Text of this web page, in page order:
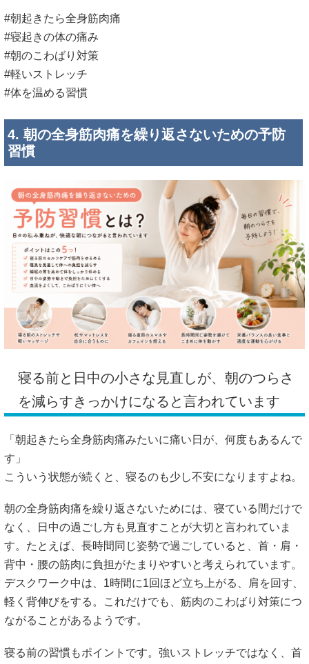
#朝起きたら全身筋肉痛
#寝起きの体の痛み
#朝のこわばり対策
#軽いストレッチ
#体を温める習慣
4. 朝の全身筋肉痛を繰り返さないための予防
習慣
寝る前と日中の小さな見直しが、朝のつらさ
を減らすきっかけになると言われています
「朝起きたら全身筋肉痛みたいに痛い日が、何度もあるんで
す」
こういう状態が続くと、寝るのも少し不安になりますよね。
朝の全身筋肉痛を繰り返さないためには、寝ている間だけで
なく、日中の過ごし方も見直すことが大切と言われていま
す。たとえば、長時間同じ姿勢で過ごしていると、首・肩・
背中・腰の筋肉に負担がたまりやすいと考えられています。
デスクワーク中は、1時間に1回ほど立ち上がる、肩を回す、
軽く背伸びをする。これだけでも、筋肉のこわばり対策につ
ながることがあるようです。
寝る前の習慣もポイントです。強いストレッチではなく、首